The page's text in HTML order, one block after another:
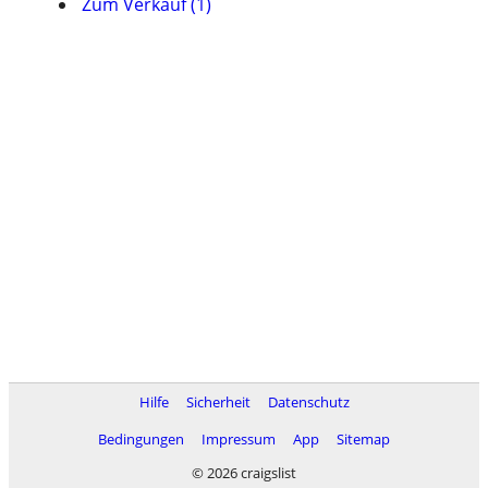
Hilfe Sicherheit
Datenschutz
Bedingungen
Impressum App
Sitemap
© 2026 craigslist